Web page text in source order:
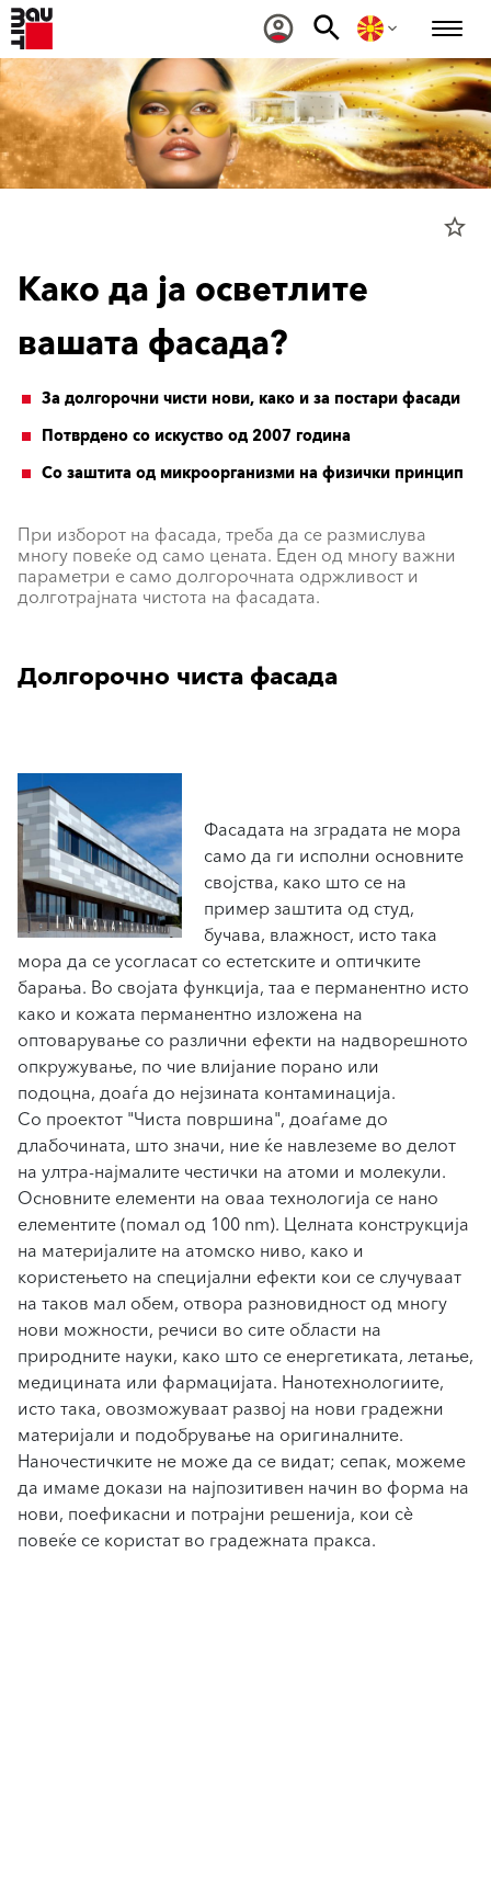
star_border
Како да ја осветлите
вашата фасада?
За долгорочни чисти нови, како и за постари фасади
Потврдено со искуство од 2007 година
Со заштита од микроорганизми на физички принцип
При изборот на фасада, треба да се размислува
многу повеќе од само цената. Еден од многу важни
параметри е само долгорочната одржливост и
долготрајната чистота на фасадата.
Долгорочно чиста фасада
Фасадата на зградата не мора
само да ги исполни основните
својства, како што се на
пример заштита од студ,
бучава, влажност, исто така
мора да се усогласат со естетските и оптичките
барања. Во својата функција, таа е перманентно исто
како и кожата перманентно изложена на
оптоварување со различни ефекти на надворешното
опкружување, по чие влијание порано или
подоцна, доаѓа до нејзината контаминација.
Со проектот "Чиста површина", доаѓаме до
длабочината, што значи, ние ќе навлеземе во делот
на ултра-најмалите честички на атоми и молекули.
Основните елементи на оваа технологија се нано
елементите (помал од 100 nm). Целната конструкција
на материјалите на атомско ниво, како и
користењето на специјални ефекти кои се случуваат
на таков мал обем, отвора разновидност од многу
нови можности, речиси во сите области на
природните науки, како што се енергетиката, летање,
медицината или фармацијата. Нанотехнологиите,
исто така, овозможуваат развој на нови градежни
материјали и подобрување на оригиналните.
Наночестичките не може да се видат; сепак, можеме
да имаме докази на најпозитивен начин во форма на
нови, поефикасни и потрајни решенија, кои сè
повеќе се користат во градежната пракса.